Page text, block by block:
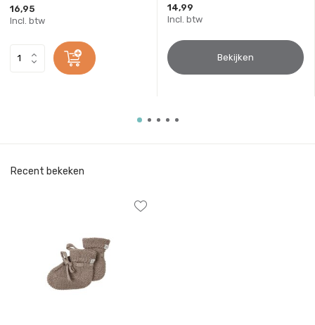
16,95
Incl. btw
14,99
Incl. btw
Bekijken
Recent bekeken